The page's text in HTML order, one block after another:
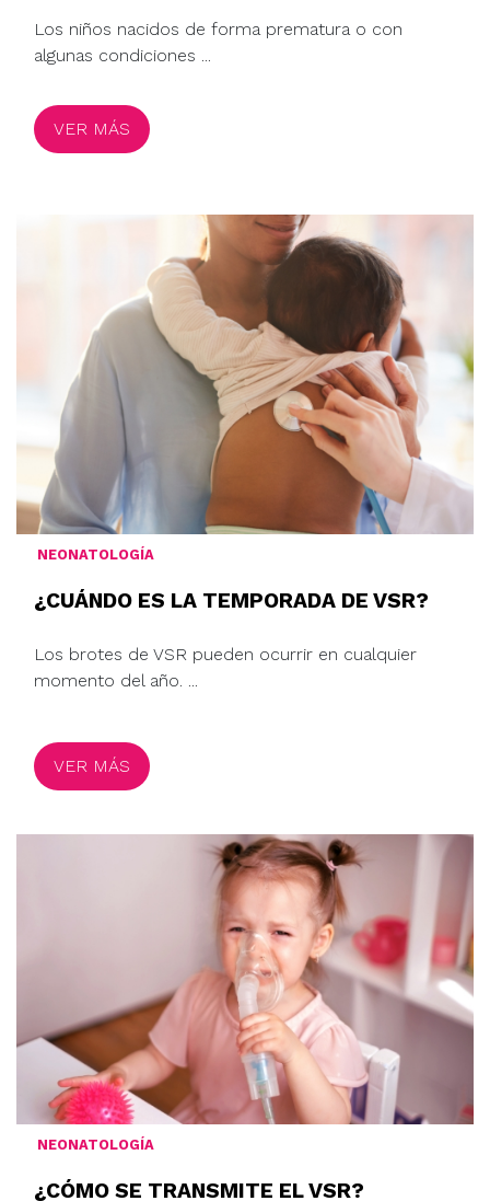
Los niños nacidos de forma prematura o con
algunas condiciones ...
VER MÁS
NEONATOLOGÍA
¿CUÁNDO ES LA TEMPORADA DE VSR?
Los brotes de VSR pueden ocurrir en cualquier
momento del año. ...
VER MÁS
NEONATOLOGÍA
¿CÓMO SE TRANSMITE EL VSR?